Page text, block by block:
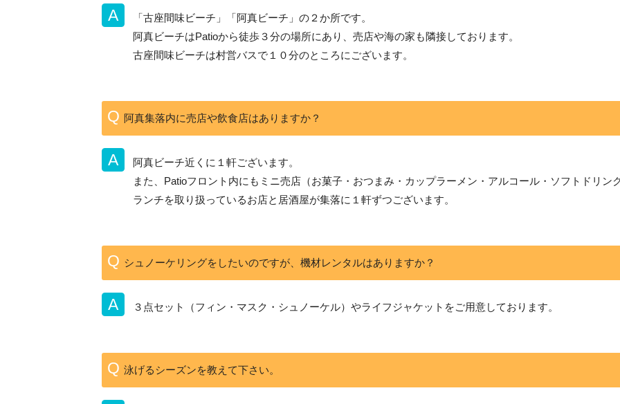
「古座間味ビーチ」「阿真ビーチ」の２か所です。
阿真ビーチはPatioから徒歩３分の場所にあり、売店や海の家も隣接しております。
古座間味ビーチは村営バスで１０分のところにございます。
阿真集落内に売店や飲食店はありますか？
阿真ビーチ近くに１軒ございます。
また、Patioフロント内にもミニ売店（お菓子・おつまみ・カップラーメン・アルコール・ソフトドリン
ランチを取り扱っているお店と居酒屋が集落に１軒ずつございます。
シュノーケリングをしたいのですが、機材レンタルはありますか？
３点セット（フィン・マスク・シュノーケル）やライフジャケットをご用意しております。
泳げるシーズンを教えて下さい。